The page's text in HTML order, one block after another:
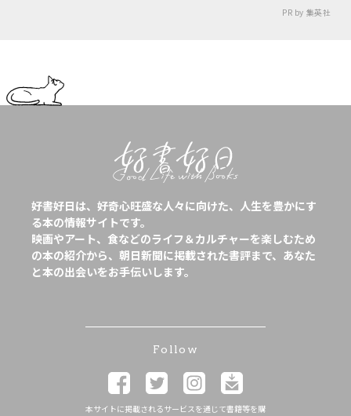
PR by 集英社
好書好日は、好奇心旺盛な人々に向けた、人生を豊かにす
る本の情報サイトです。
映画やアート、食などのライフ＆カルチャーを楽しむため
の本の紹介から、朝日新聞に掲載された書評まで、あなた
と本の出会いをお手伝いします。
Follow
本サイトに掲載されるサービスを通じて書籍等を購